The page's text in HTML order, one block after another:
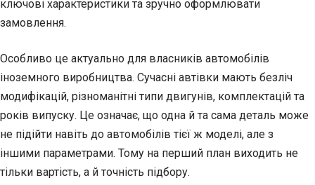
ключові характеристики та зручно оформлювати
замовлення.
Особливо це актуально для власників автомобілів
іноземного виробництва. Сучасні автівки мають безліч
модифікацій, різноманітні типи двигунів, комплектацій та
років випуску. Це означає, що одна й та сама деталь може
не підійти навіть до автомобілів тієї ж моделі, але з
іншими параметрами. Тому на перший план виходить не
тільки вартість, а й точність підбору.